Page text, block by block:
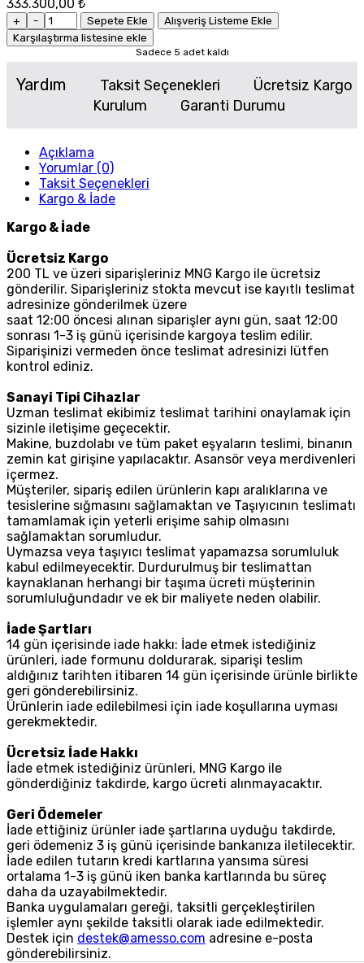
333.300,00 ₺
+ - Sepete Ekle
Alışveriş Listeme Ekle
Karşılaştırma listesine ekle
Sadece 5 adet kaldı
Yardım Taksit Seçenekleri
Ücretsiz Kargo
Kurulum
Garanti Durumu
Açıklama
Yorumlar (0)
Taksit Seçenekleri
Kargo & İade
Kargo & İade
Ücretsiz Kargo
200 TL ve üzeri siparişleriniz MNG Kargo ile ücretsiz
gönderilir. Siparişleriniz stokta mevcut ise kayıtlı teslimat
adresinize gönderilmek üzere
saat 12:00 öncesi alınan siparişler aynı gün, saat 12:00
sonrası 1-3 iş günü içerisinde kargoya teslim edilir.
Siparişinizi vermeden önce teslimat adresinizi lütfen
kontrol ediniz.
Sanayi Tipi Cihazlar
Uzman teslimat ekibimiz teslimat tarihini onaylamak için
sizinle iletişime geçecektir.
Makine, buzdolabı ve tüm paket eşyaların teslimi, binanın
zemin kat girişine yapılacaktır. Asansör veya merdivenleri
içermez.
Müşteriler, sipariş edilen ürünlerin kapı aralıklarına ve
tesislerine sığmasını sağlamaktan ve Taşıyıcının teslimatı
tamamlamak için yeterli erişime sahip olmasını
sağlamaktan sorumludur.
Uymazsa veya taşıyıcı teslimat yapamazsa sorumluluk
kabul edilmeyecektir. Durdurulmuş bir teslimattan
kaynaklanan herhangi bir taşıma ücreti müşterinin
sorumluluğundadır ve ek bir maliyete neden olabilir.
İade Şartları
14 gün içerisinde iade hakkı: İade etmek istediğiniz
ürünleri, iade formunu doldurarak, siparişi teslim
aldığınız tarihten itibaren 14 gün içerisinde ürünle birlikte
geri gönderebilirsiniz.
Ürünlerin iade edilebilmesi için iade koşullarına uyması
gerekmektedir.
Ücretsiz İade Hakkı
İade etmek istediğiniz ürünleri, MNG Kargo ile
gönderdiğiniz takdirde, kargo ücreti alınmayacaktır.
Geri Ödemeler
İade ettiğiniz ürünler iade şartlarına uyduğu takdirde,
geri ödemeniz 3 iş günü içerisinde bankanıza iletilecektir.
İade edilen tutarın kredi kartlarına yansıma süresi
ortalama 1-3 iş günü iken banka kartlarında bu süreç
daha da uzayabilmektedir.
Banka uygulamaları gereği, taksitli gerçekleştirilen
işlemler aynı şekilde taksitli olarak iade edilmektedir.
Destek için destek@amesso.com adresine e-posta
gönderebilirsiniz.